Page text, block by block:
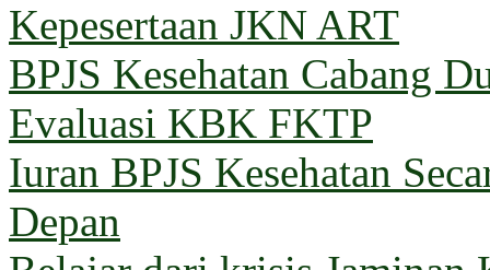
Kepesertaan JKN ART
BPJS Kesehatan Cabang
Evaluasi KBK FKTP
Iuran BPJS Kesehatan
Depan